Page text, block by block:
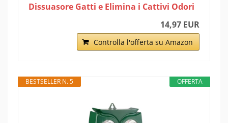
Dissuasore Gatti e Elimina i Cattivi Odori
14,97 EUR
Controlla l'offerta su Amazon
OFFERTA
BESTSELLER N. 5